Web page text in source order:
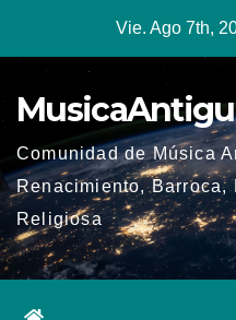
Vie. Ago 7th,
Comunidad de Música
Renacimiento,
Religiosa